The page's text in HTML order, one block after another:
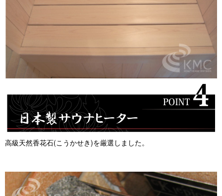
高級天然香花石(こうかせき)を厳選しました。